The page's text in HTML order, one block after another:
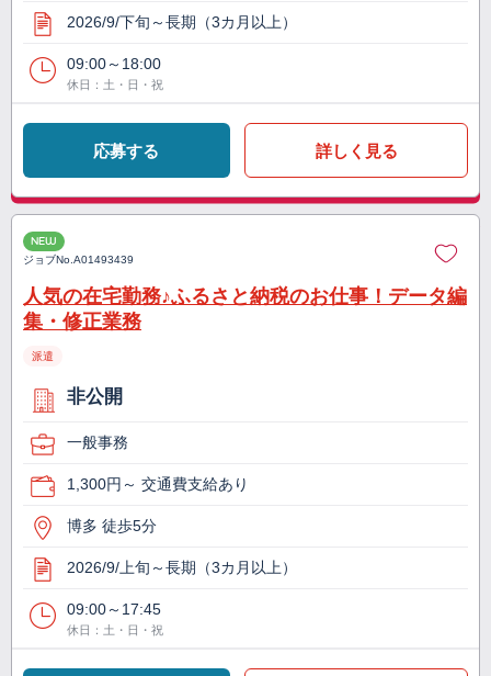
2026/9/下旬～長期（3カ月以上）
09:00～18:00
休日：土・日・祝
応募する 詳しく見る
NEW
ジョブNo.A01493439
人気の在宅勤務♪ふるさと納税のお仕事！データ編
集・修正業務
派遣
非公開
一般事務
1,300円～ 交通費支給あり
博多 徒歩5分
2026/9/上旬～長期（3カ月以上）
09:00～17:45
休日：土・日・祝